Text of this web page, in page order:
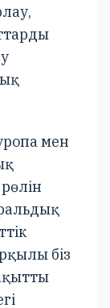
мен
біз